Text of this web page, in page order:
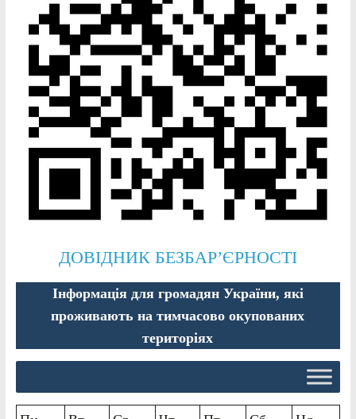
ДОВІДНИК БЕЗБАР’ЄРНОСТІ
Інформація для громадян України, які
проживають на тимчасово окупованих
територіях